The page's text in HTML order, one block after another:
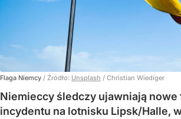
Flaga Niemcy / Źródło: Unsplash / Christian Wiediger
Niemieccy śledczy ujawniają nowe
incydentu na lotnisku Lipsk/Halle,